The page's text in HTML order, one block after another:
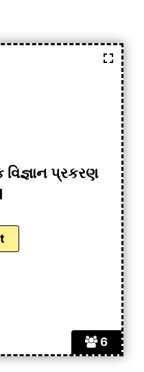
6
વિજ્ઞાન પ્રકરણ